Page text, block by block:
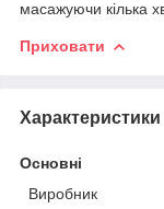
масажуючи кілька
Приховати
Характеристики
Основні
Виробник